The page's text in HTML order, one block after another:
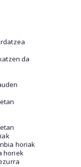
da
horiak
horiek